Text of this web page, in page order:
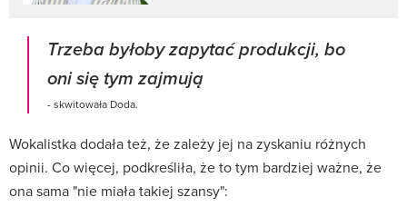
Trzeba byłoby zapytać produkcji, bo
oni się tym zajmują
- skwitowała Doda.
Wokalistka dodała też, że zależy jej na zyskaniu różnych
opinii. Co więcej, podkreśliła, że to tym bardziej ważne, że
ona sama "nie miała takiej szansy":